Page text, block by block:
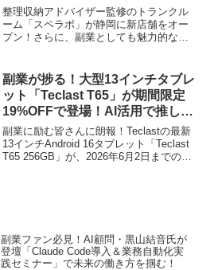
情報！
整理収納アドバイザー監修のトランクル
ーム「スペラボ」が静岡に新店舗をオー
プン！さらに、副業としても魅力的なト
たの副業「推し活」を応援する情報が満
載です！
副業が捗る！大型13インチタブレ
ット「Teclast T65」が期間限定
19%OFFで登場！AI活用で推し活
効率アップ！
副業に励む皆さんに朗報！Teclastの最新
13インチAndroid 16タブレット「Teclast
T65 256GB」が、2026年6月2日までの期
副業ファン必見！AI顧問・黒山結音氏が
登壇「Claude Code導入＆業務自動化実
践セミナー」で未来の働き方を掴む！